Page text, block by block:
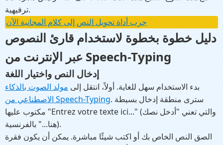
ترفيهية.
جرب أداة تحويل النص إلى كلام المجانية الآن
دليل خطوة بخطوة لاستخدام قارئ النصوص
عبر الإنترنت من Speech-Typing
إدخال النص واختيار اللغة
بدء الاستخدام سهل للغاية. أولاً، انتقل إلى مولد الصوت بالذكاء
الاصطناعي من Speech-Typing. سترى منطقة إدخال بسيطة
مكتوب عليها "Entrez votre texte ici..." (والتي تعني "أدخل نصك
هنا..." بالفرنسية).
الصق النص الخاص بك أو اكتب شيئًا مباشرة. يمكن أن يكون فقرة